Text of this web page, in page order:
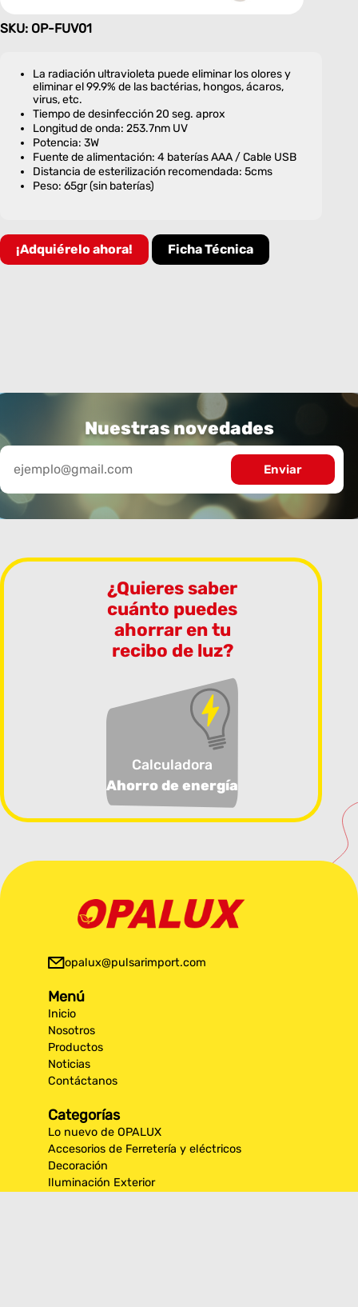
SKU: OP-FUV01
La radiación ultravioleta puede eliminar los olores y
eliminar el 99.9% de las bactérias, hongos, ácaros,
virus, etc.
Tiempo de desinfección 20 seg. aprox
Longitud de onda: 253.7nm UV
Potencia: 3W
Fuente de alimentación: 4 baterías AAA / Cable USB
Distancia de esterilización recomendada: 5cms
Peso: 65gr (sin baterías)
¡Adquiérelo ahora! Ficha Técnica
Nuestras novedades
¿Quieres saber
cuánto puedes
ahorrar en tu
recibo de luz?
Calculadora
Ahorro de energía
opalux@pulsarimport.com
Menú
Inicio
Nosotros
Productos
Noticias
Contáctanos
Categorías
Lo nuevo de OPALUX
Accesorios de Ferretería y eléctricos
Decoración
Iluminación Exterior